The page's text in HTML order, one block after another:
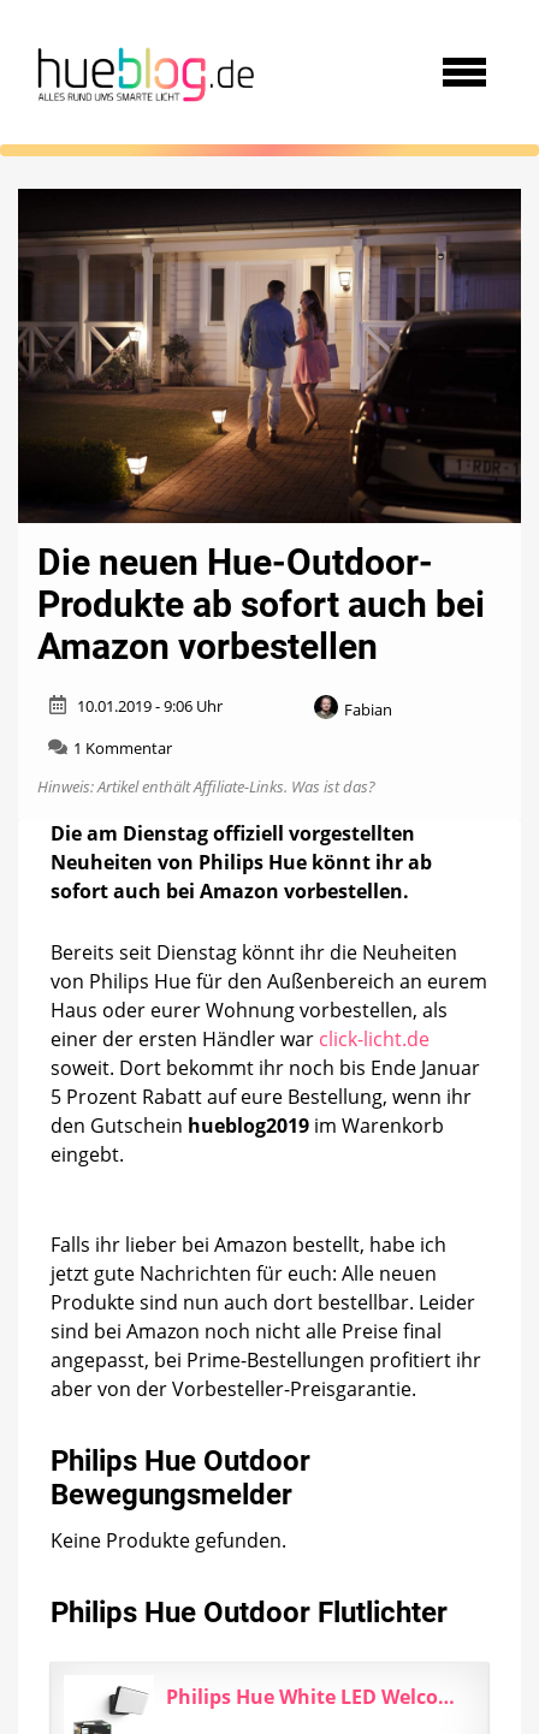
Die neuen Hue-Outdoor-
Produkte ab sofort auch bei
Amazon vorbestellen
10.01.2019 - 9:06 Uhr
Fabian
1 Kommentarzu
neuen
Outdoor-
Produkte
ab
bei
Amazon
vorbestellen
Hinweis: Artikel enthält Affiliate-Links. Was ist das?
Die am Dienstag offiziell vorgestellten
Neuheiten von Philips Hue könnt ihr ab
sofort auch bei Amazon vorbestellen.
Bereits seit Dienstag könnt ihr die Neuheiten
von Philips Hue für den Außenbereich an eurem
Haus oder eurer Wohnung vorbestellen, als
einer der ersten Händler war click-licht.de
soweit. Dort bekommt ihr noch bis Ende Januar
5 Prozent Rabatt auf eure Bestellung, wenn ihr
den Gutschein hueblog2019 im Warenkorb
eingebt.
Falls ihr lieber bei Amazon bestellt, habe ich
jetzt gute Nachrichten für euch: Alle neuen
Produkte sind nun auch dort bestellbar. Leider
sind bei Amazon noch nicht alle Preise final
angepasst, bei Prime-Bestellungen profitiert ihr
aber von der Vorbesteller-Preisgarantie.
Philips Hue Outdoor
Bewegungsmelder
Keine Produkte gefunden.
Philips Hue Outdoor Flutlichter
Philips Hue White LED Welcome Flutlicht für den Aussenbereich, dimmbar, warmweißes Licht...